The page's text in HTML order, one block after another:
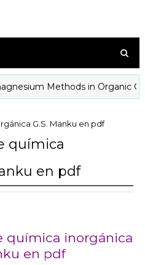
Methods in Organic
G.S. Manku en pdf
química
en pdf
química inorgánica
en pdf